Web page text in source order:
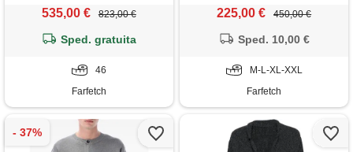
535,00 € 823,00 €
Sped. gratuita
46
Farfetch
225,00 € 450,00 €
Sped. 10,00 €
M-L-XL-XXL
Farfetch